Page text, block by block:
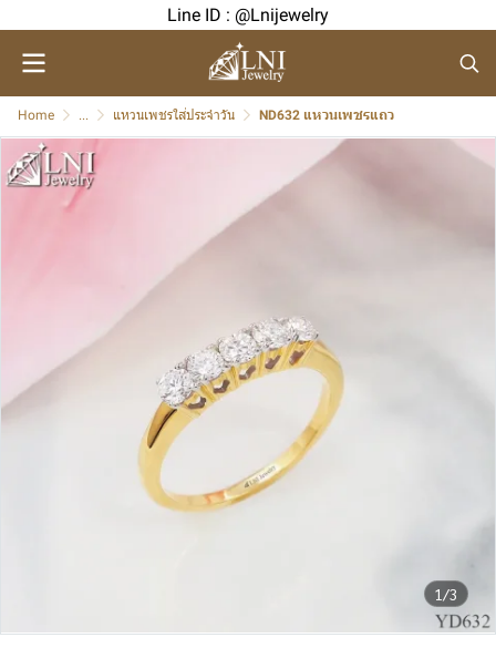
Line ID : @Lnijewelry
Home ... แหวนเพชรใส่ประจำวัน ND632 แหวนเพชรแถว
1/3